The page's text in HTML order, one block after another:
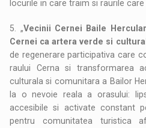
locurile in care traim si raurile care
5. „Vecinii Cernei Baile
Cernei ca artera verde si
de regenerare participativa care
raului Cerna si transformarea
culturala si comunitara a Bailor
la o nevoie reala a orasului:
accesibile si activate constant
pentru comunitatea turistica